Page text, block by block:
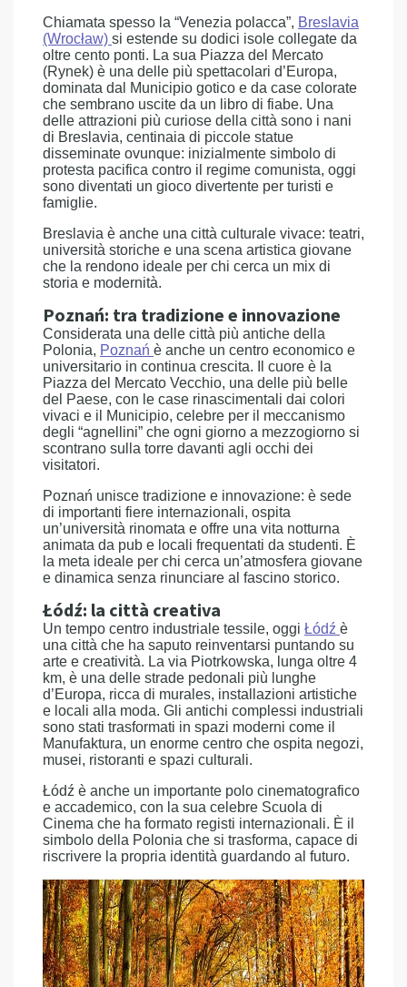
Chiamata spesso la “Venezia polacca”, Breslavia
(Wrocław) si estende su dodici isole collegate da
oltre cento ponti. La sua Piazza del Mercato
(Rynek) è una delle più spettacolari d’Europa,
dominata dal Municipio gotico e da case colorate
che sembrano uscite da un libro di fiabe. Una
delle attrazioni più curiose della città sono i nani
di Breslavia, centinaia di piccole statue
disseminate ovunque: inizialmente simbolo di
protesta pacifica contro il regime comunista, oggi
sono diventati un gioco divertente per turisti e
famiglie.
Breslavia è anche una città culturale vivace: teatri,
università storiche e una scena artistica giovane
che la rendono ideale per chi cerca un mix di
storia e modernità.
Poznań: tra tradizione e innovazione
Considerata una delle città più antiche della
Polonia, Poznań è anche un centro economico e
universitario in continua crescita. Il cuore è la
Piazza del Mercato Vecchio, una delle più belle
del Paese, con le case rinascimentali dai colori
vivaci e il Municipio, celebre per il meccanismo
degli “agnellini” che ogni giorno a mezzogiorno si
scontrano sulla torre davanti agli occhi dei
visitatori.
Poznań unisce tradizione e innovazione: è sede
di importanti fiere internazionali, ospita
un’università rinomata e offre una vita notturna
animata da pub e locali frequentati da studenti. È
la meta ideale per chi cerca un’atmosfera giovane
e dinamica senza rinunciare al fascino storico.
Łódź: la città creativa
Un tempo centro industriale tessile, oggi Łódź è
una città che ha saputo reinventarsi puntando su
arte e creatività. La via Piotrkowska, lunga oltre 4
km, è una delle strade pedonali più lunghe
d’Europa, ricca di murales, installazioni artistiche
e locali alla moda. Gli antichi complessi industriali
sono stati trasformati in spazi moderni come il
Manufaktura, un enorme centro che ospita negozi,
musei, ristoranti e spazi culturali.
Łódź è anche un importante polo cinematografico
e accademico, con la sua celebre Scuola di
Cinema che ha formato registi internazionali. È il
simbolo della Polonia che si trasforma, capace di
riscrivere la propria identità guardando al futuro.